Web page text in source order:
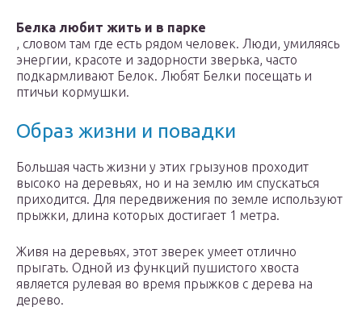
Белка любит жить и в парке
, словом там где есть рядом человек. Люди, умиляясь
энергии, красоте и задорности зверька, часто
подкармливают Белок. Любят Белки посещать и
птичьи кормушки.
Образ жизни и повадки
Большая часть жизни у этих грызунов проходит
высоко на деревьях, но и на землю им спускаться
приходится. Для передвижения по земле используют
прыжки, длина которых достигает 1 метра.
Живя на деревьях, этот зверек умеет отлично
прыгать. Одной из функций пушистого хвоста
является рулевая во время прыжков с дерева на
дерево.